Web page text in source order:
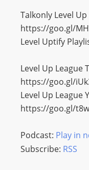
Talkonly Level Up
https://goo.gl/
Level Uptify
Level Up League
https://goo.gl/
Level Up League
https://goo.gl/
Podcast: Play in
Subscribe: RSS